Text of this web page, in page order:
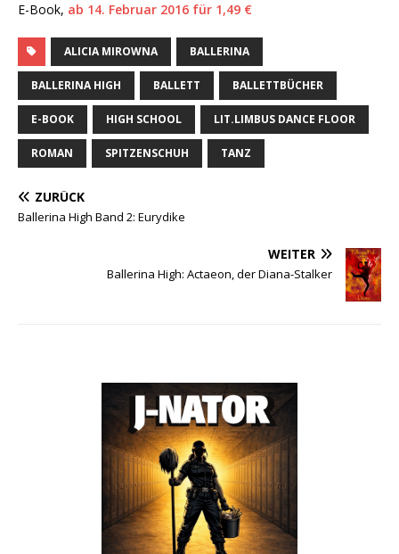
E-Book, ab 14. Februar 2016 für 1,49 €
ALICIA MIROWNA BALLERINA
BALLERINA HIGH BALLETT BALLETTBÜCHER
E-BOOK HIGH SCHOOL LIT.LIMBUS DANCE FLOOR
ROMAN SPITZENSCHUH TANZ
ZURÜCK
Ballerina High Band 2: Eurydike
WEITER
Ballerina High: Actaeon, der Diana-Stalker